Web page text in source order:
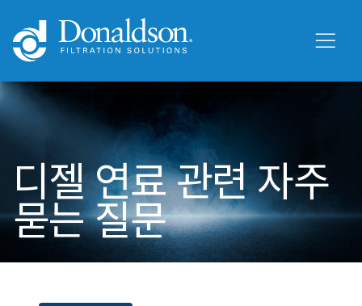
디젤 연료 관련 자주
묻는 질문